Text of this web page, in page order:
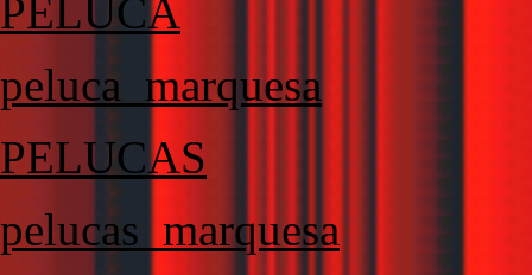
PELUCA
peluca_marquesa
PELUCAS
pelucas_marquesa